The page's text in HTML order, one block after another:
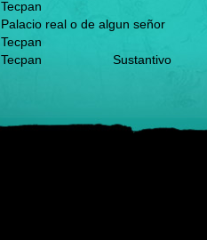
Tecpan
Palacio real o de algun señor
Tecpan
Tecpan Sustantivo